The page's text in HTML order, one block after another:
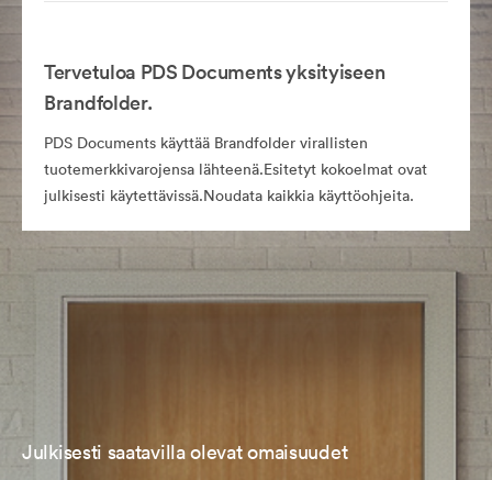
Tervetuloa PDS Documents yksityiseen
Brandfolder.
PDS Documents käyttää Brandfolder virallisten
tuotemerkkivarojensa lähteenä.Esitetyt kokoelmat ovat
julkisesti käytettävissä.Noudata kaikkia käyttöohjeita.
Julkisesti saatavilla olevat omaisuudet